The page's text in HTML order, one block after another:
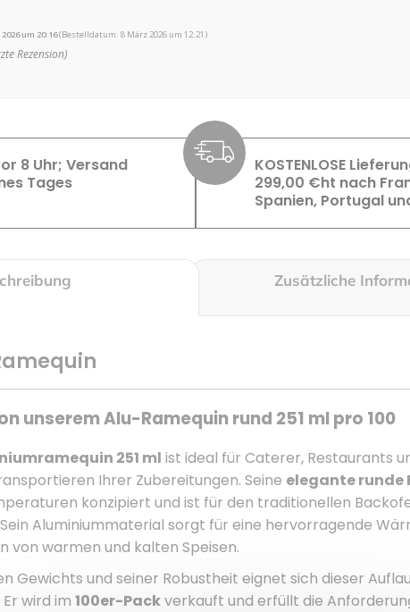
um 20:16(Bestelldatum: 8 März 2026 um 12:21)
Rezension)
8 Uhr; Versand
Tages
KOSTENLOSE
299,00 €ht nach
Spanien, Portugal
Zusätzliche
unserem Alu-Ramequin rund 251 ml pro 100
251 ml ist ideal für Caterer, Restaurants
Ihrer Zubereitungen. Seine elegante runde
konzipiert und ist für den traditionellen
Aluminiummaterial sorgt für eine hervorragende
von warmen und kalten Speisen.
Gewichts und seiner Robustheit eignet sich dieser
wird im 100er-Packverkauft und erfüllt die